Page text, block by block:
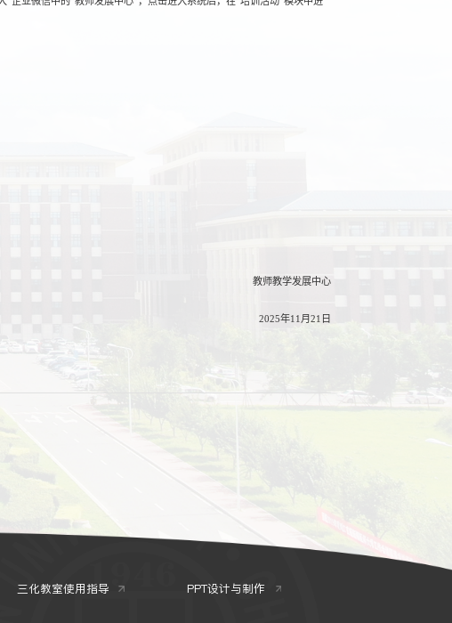
教师教学发展中心
2025年11月21日
三化教室使用指导 PPT设计与制作